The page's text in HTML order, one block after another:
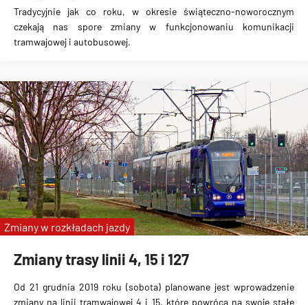
Tradycyjnie jak co roku, w okresie świąteczno-noworocznym
czekają nas spore zmiany w funkcjonowaniu komunikacji
tramwajowej i autobusowej.
Zmiany trasy linii 4, 15 i 127
Od 21 grudnia 2019 roku (sobota) planowane jest wprowadzenie
zmiany na linii tramwajowej 4 i 15, które powrócą na swoje stałe
Zmiany w rozkładach jazdy